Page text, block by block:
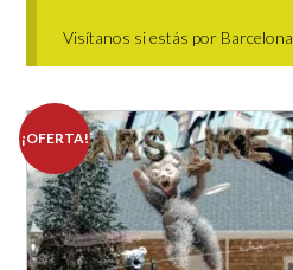
Visítanos si estás por Barcelona
¡OFERTA!